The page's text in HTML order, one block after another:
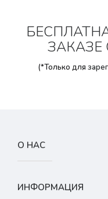
ЗАКАЗЕ
(*Только для
О НАС
ИНФОРМАЦИЯ